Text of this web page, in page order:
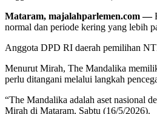
Mataram, majalahparlemen.com —
normal dan periode kering yang lebih
Anggota DPD RI daerah pemilihan
Menurut Mirah, The Mandalika
perlu ditangani melalui langkah
“The Mandalika adalah aset nasional
Mirah di Mataram, Sabtu (16/5/2026).